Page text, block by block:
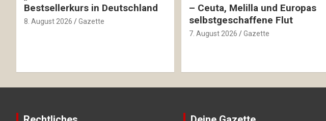
Bestsellerkurs in Deutschland
8. August 2026 Gazette
– Ceuta, Melilla und Europas
selbstgeschaffene Flut
7. August 2026 Gazette